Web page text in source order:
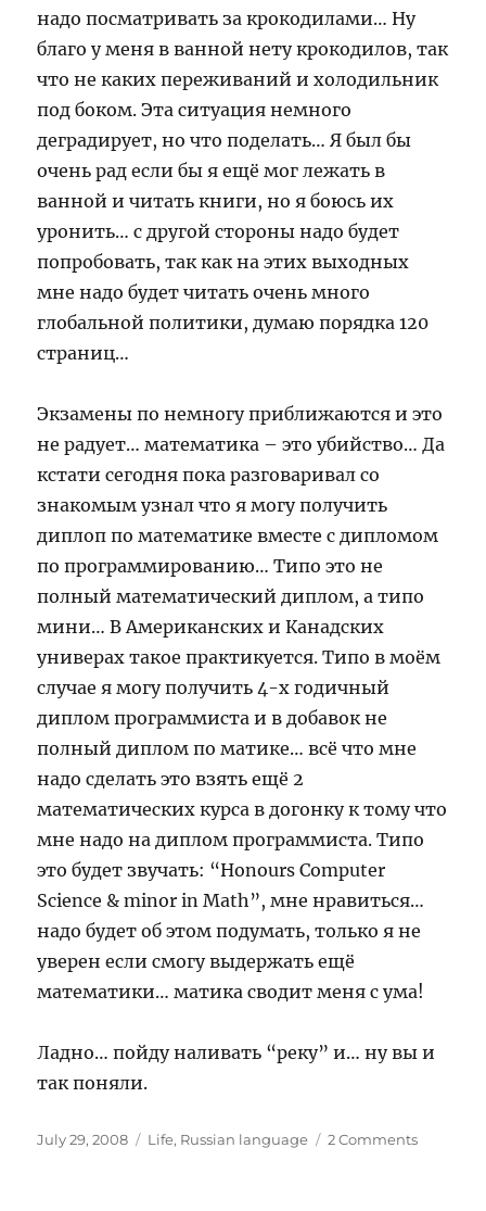
надо посматривать за крокодилами… Ну
благо у меня в ванной нету крокодилов, так
что не каких переживаний и холодильник
под боком. Эта ситуация немного
деградирует, но что поделать… Я был бы
очень рад если бы я ещё мог лежать в
ванной и читать книги, но я боюсь их
уронить… с другой стороны надо будет
попробовать, так как на этих выходных
мне надо будет читать очень много
глобальной политики, думаю порядка 120
страниц…
Экзамены по немногу приближаются и это
не радует… математика – это убийство… Да
кстати сегодня пока разговаривал со
знакомым узнал что я могу получить
диплоп по математике вместе с дипломом
по программированию… Типо это не
полный математический диплом, а типо
мини… В Американских и Канадских
универах такое практикуется. Типо в моём
случае я могу получить 4-х годичный
диплом программиста и в добавок не
полный диплом по матике… всё что мне
надо сделать это взять ещё 2
математических курса в догонку к тому что
мне надо на диплом программиста. Типо
это будет звучать: “Honours Computer
Science & minor in Math”, мне нравиться…
надо будет об этом подумать, только я не
уверен если смогу выдержать ещё
математики… матика сводит меня с ума!
Ладно… пойду наливать “реку” и… ну вы и
так поняли.
Posted
July 29, 2008 Categories
Life, Russian language 2 Commentson